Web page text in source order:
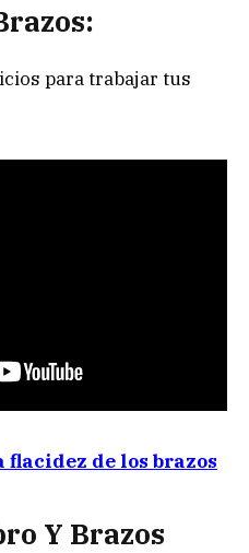
para trabajar tus
flacidez de los brazos
Y Brazos